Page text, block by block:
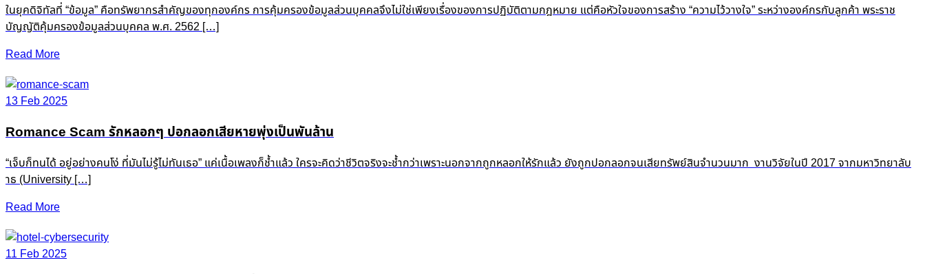
ในยุคดิจิทัลที่ “ข้อมูล” คือทรัพยากรสำคัญของทุกองค์กร การคุ้มครองข้อมูลส่วนบุคคลจึงไม่ใช่เพียงเรื่องของการปฏิบัติตามกฎหมาย แต่คือหัวใจของการสร้าง “ความไว้วางใจ” ระหว่างองค์กรกับลูกค้า พระราช
บัญญัติคุ้มครองข้อมูลส่วนบุคคล พ.ศ. 2562 […]
Read More
13 Feb 2025
Romance Scam รักหลอกๆ ปอกลอกเสียหายพุ่งเป็นพันล้าน
“เจ็บก็ทนได้ อยู่อย่างคนโง่ ที่มันไม่รู้ไม่ทันเธอ” แค่เนื้อเพลงก็ช้ำแล้ว ใครจะคิดว่าชีวิตจริงจะช้ำกว่าเพราะนอกจากถูกหลอกให้รักแล้ว ยังถูกปอกลอกจนเสียทรัพย์สินจำนวนมาก งานวิจัยในปี 2017 จากมหาวิทยาลับ
าธ (University […]
Read More
11 Feb 2025